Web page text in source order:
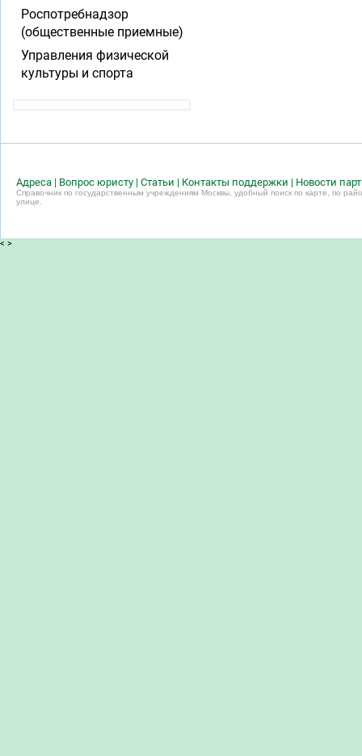
Роспотребнадзор
(общественные приемные)
Управления физической
культуры и спорта
Адреса | Вопрос юристу | Статьи | Контакты поддержки | Новости
Справочник по государственным учреждениям Москвы, удобный поиск по карте, по
улице.
< >